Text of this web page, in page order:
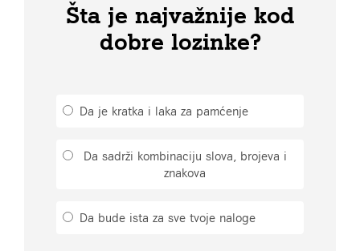
Šta je najvažnije kod
dobre lozinke?
Da je kratka i laka za pamćenje
Da sadrži kombinaciju slova, brojeva i
znakova
Da bude ista za sve tvoje naloge